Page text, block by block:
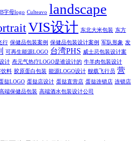
B字母logo Culteavo landscape
VIS设计 东北大米包装 东方
行 保健品包装案例 保健品包装设计案例 军队形象 发
可再生能源LOGO 台湾PHS 威士忌包装设计案
计 焘元气热疗LOGO是谁设计的 牛羊肉包装设计
饮料 胶原蛋白包装 能源LOGO设计 舰载飞行员 营
挞LOGO 蛋挞店设计 蛋挞直营店 蛋挞连锁店 连锁店
端保健品包装 高端酒水包装设计公司